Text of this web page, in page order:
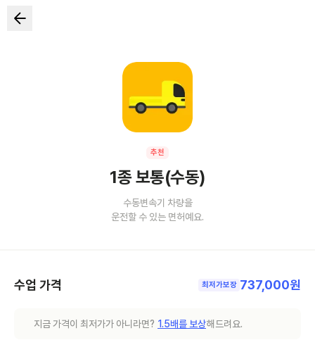
추천
1종 보통(수동)
수동변속기 차량을
운전할 수 있는 면허예요.
수업 가격 최저가보장 737,000원
지금 가격이 최저가가 아니라면? 1.5배를 보상해드려요.